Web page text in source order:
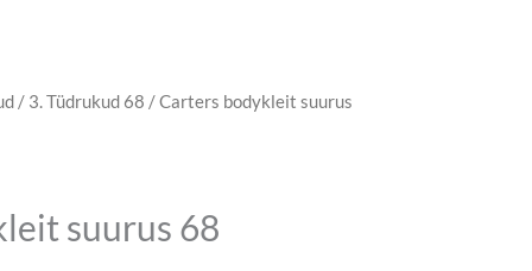
/ 3. Tüdrukud 68 / Carters bodykleit suurus
suurus 68